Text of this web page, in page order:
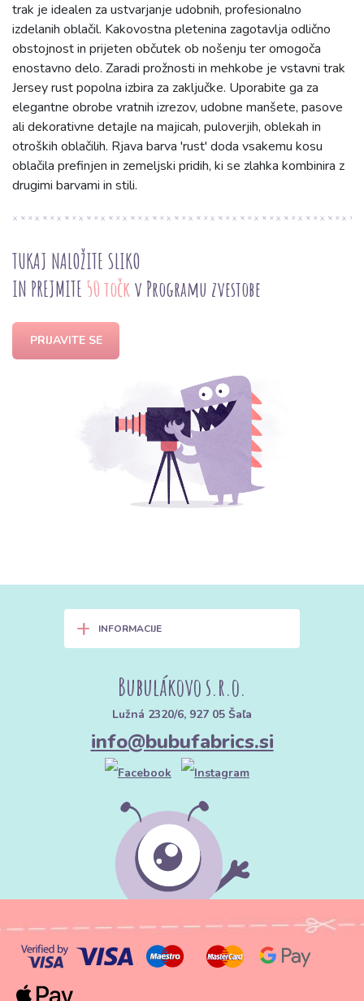
trak je idealen za ustvarjanje udobnih, profesionalno
izdelanih oblačil. Kakovostna pletenina zagotavlja odlično
obstojnost in prijeten občutek ob nošenju ter omogoča
enostavno delo. Zaradi prožnosti in mehkobe je vstavni trak
Jersey rust popolna izbira za zaključke. Uporabite ga za
elegantne obrobe vratnih izrezov, udobne manšete, pasove
ali dekorativne detajle na majicah, puloverjih, oblekah in
otroških oblačilih. Rjava barva 'rust' doda vsakemu kosu
oblačila prefinjen in zemeljski pridih, ki se zlahka kombinira z
drugimi barvami in stili.
TUKAJ NALOŽITE SLIKO
IN PREJMITE 50 točk v Programu zvestobe
PRIJAVITE SE
+ INFORMACIJE
Bubulákovo s.r.o.
Lužná 2320/6, 927 05 Šaľa
info@bubufabrics.si